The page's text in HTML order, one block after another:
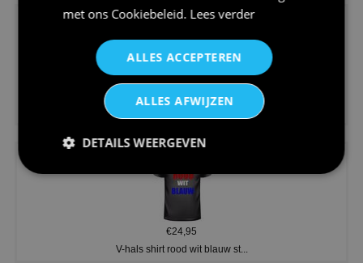
Koningsdag shirt heren v-hals ...
€24,95
V-hals shirt rood wit blauw st...
met ons Cookiebeleid. Lees verder
ALLES ACCEPTEREN
ALLES AFWIJZEN
DETAILS WEERGEVEN